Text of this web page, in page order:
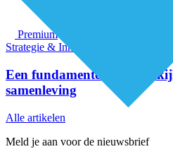
Premium
Strategie & Innovatie
Een fundamenteel nieuwe
samenleving
Alle artikelen
Meld je aan voor de nieuwsbrief